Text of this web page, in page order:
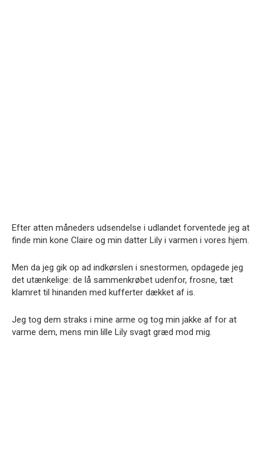
Efter atten måneders udsendelse i udlandet forventede jeg at
finde min kone Claire og min datter Lily i varmen i vores hjem.
Men da jeg gik op ad indkørslen i snestormen, opdagede jeg
det utænkelige: de lå sammenkrøbet udenfor, frosne, tæt
klamret til hinanden med kufferter dækket af is.
Jeg tog dem straks i mine arme og tog min jakke af for at
varme dem, mens min lille Lily svagt græd mod mig.